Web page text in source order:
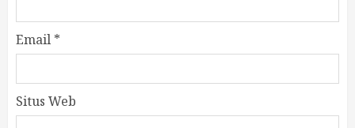
Email *
Situs Web